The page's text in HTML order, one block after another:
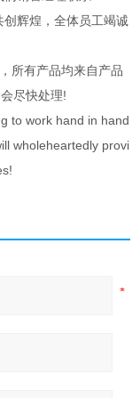
辉煌，全体员工竭诚
所有产品均来自产品
尽快处理!
to work hand in hand
wholeheartedly provi